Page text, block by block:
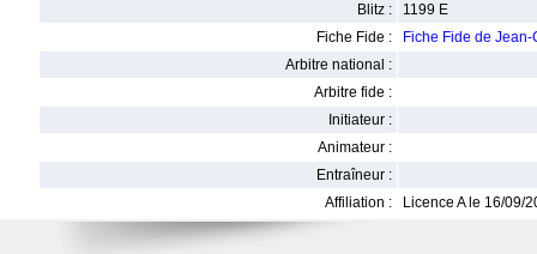
Blitz :
1199 E
Fiche Fide :
Fiche Fide de
Arbitre national :
Arbitre fide :
Initiateur :
Animateur :
Entraîneur :
Affiliation :
Licence A le 16/09/